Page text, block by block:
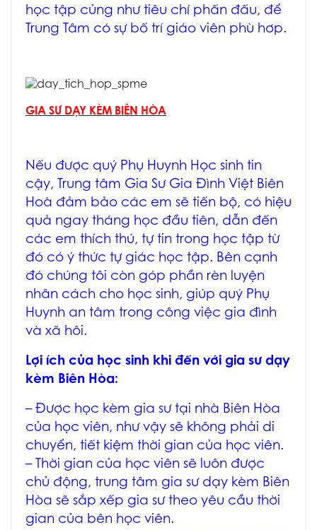
học tập củng như tiêu chí phấn đấu, để
Trung Tâm có sự bố trí giáo viên phù hơp.
GIA SƯ DẠY KÈM BIÊN HÒA
Nếu được quý Phụ Huynh Học sinh tin
cậy, Trung tâm Gia Sư Gia Đình Việt Biên
Hoà đảm bảo các em sẽ tiến bộ, có hiệu
quả ngay tháng học đầu tiên, dẫn đến
các em thích thú, tự tin trong học tập từ
đó có ý thức tự giác học tập. Bên cạnh
đó chúng tôi còn góp phần rèn luyện
nhân cách cho học sinh, giúp quý Phụ
Huynh an tâm trong công việc gia đình
và xã hôi.
Lợi ích của học sinh khi đến với gia sư dạy
kèm Biên Hòa:
– Được học kèm gia sư tại nhà Biên Hòa
của học viên, như vậy sẽ không phải di
chuyển, tiết kiệm thời gian của học viên.
– Thời gian của học viên sẽ luôn được
chủ động, trung tâm gia sư dạy kèm Biên
Hòa sẽ sắp xếp gia sư theo yêu cầu thời
gian của bên học viên.